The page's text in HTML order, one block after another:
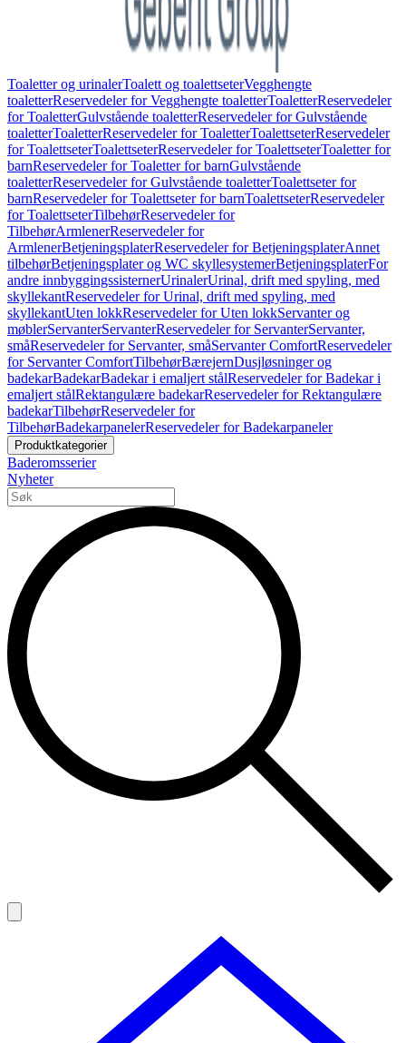
Toaletter og urinalerToalett og toalettseterVegghengte
toaletterReservedeler for Vegghengte toaletterToaletterReservedeler
for ToaletterGulvstående toaletterReservedeler for Gulvstående
toaletterToaletterReservedeler for ToaletterToalettseterReservedeler
for ToalettseterToalettseterReservedeler for ToalettseterToaletter for
barnReservedeler for Toaletter for barnGulvstående
toaletterReservedeler for Gulvstående toaletterToalettseter for
barnReservedeler for Toalettseter for barnToalettseterReservedeler
for ToalettseterTilbehørReservedeler for
TilbehørArmlenerReservedeler for
ArmlenerBetjeningsplaterReservedeler for BetjeningsplaterAnnet
tilbehørBetjeningsplater og WC skyllesystemerBetjeningsplaterFor
andre innbyggingssisternerUrinalerUrinal, drift med spyling, med
skyllekantReservedeler for Urinal, drift med spyling, med
skyllekantUten lokkReservedeler for Uten lokkServanter og
møblerServanterServanterReservedeler for ServanterServanter,
småReservedeler for Servanter, småServanter ComfortReservedeler
for Servanter ComfortTilbehørBærejernDusjløsninger og
badekarBadekarBadekar i emaljert stålReservedeler for Badekar i
emaljert stålRektangulære badekarReservedeler for Rektangulære
badekarTilbehørReservedeler for
TilbehørBadekarpanelerReservedeler for Badekarpaneler
Produktkategorier
Baderomsserier
Nyheter